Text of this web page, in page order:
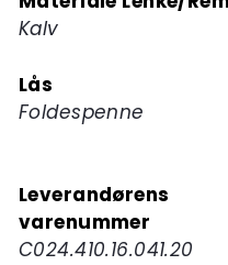
Kalv
Lås
Foldespenne
Leverandørens
varenummer
C024.410.16.041.20